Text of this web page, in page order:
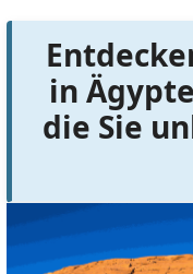
in
die Sie